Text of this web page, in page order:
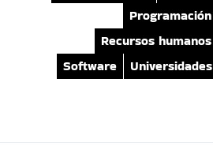
Programación
Recursos humanos
Software
Universidades